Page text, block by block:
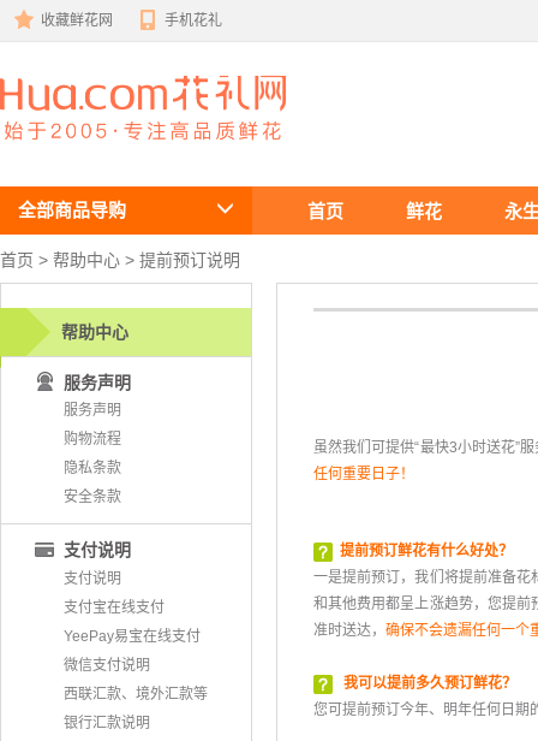
收藏鲜花网 手机花礼
鲜花速递
全部商品导购 首页 鲜花 永
首页 > 帮助中心 > 提前预订说明
虽然我们可提供“最快3小时送花”
任何重要日子！
提前预订鲜花有什么好处？
一是提前预订，我们将提前准备花
和其他费用都呈上涨趋势，您提
准时送达， 确保不会遗漏任何一个
我可以提前多久预订鲜花？
您可提前预订今年、明年任何日
帮助中心
服务声明
服务声明
购物流程
隐私条款
安全条款
支付说明
支付说明
支付宝在线支付
YeePay易宝在线支付
微信支付说明
西联汇款、境外汇款等
银行汇款说明